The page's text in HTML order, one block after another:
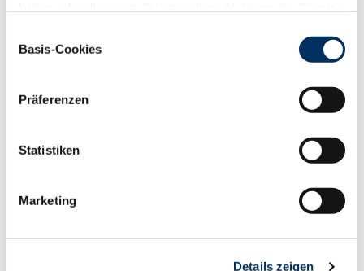
Cookies, wenn Sie unsere Webseite weiterhin nutzen.
Basis-Cookies
Präferenzen
Statistiken
Marketing
Details zeigen
genommen. Zugelassen zu dieser Versteigerung
Ergebnis vorweisen können und aus einem Betrieb